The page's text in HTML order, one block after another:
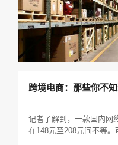
跨境电商：那些你不
记者了解到，一款国内网
在148元至208元间不等。